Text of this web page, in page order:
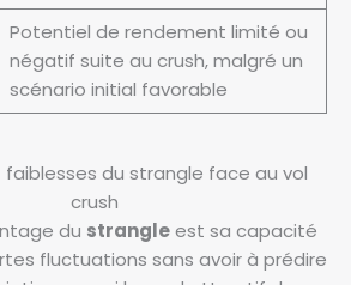
Potentiel de rendement limité ou
négatif suite au crush, malgré un
scénario initial favorable
du strangle face au vol
crush
du strangleest sa capacité
fluctuations sans avoir à prédire